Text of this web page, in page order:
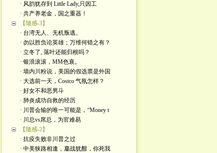
· 风韵犹存到 Little Lady,只因工
· 共产养老金，国之重器！
【隨感-3】
· 台湾无人、无机叛逃。
· 勿以胜负论英雄；万维何错之有？
· 立冬了, 落叶还能归根吗？
· 银浪滚滚，MM色衰。
· 墙内川粉说，美国的假选票是外国
· 大选前一天，Costco 气氛怎样？
· 好女不和恶男斗
· 肺炎成功自救的经历
· 川普会输的唯一可能是，“Money t
· 川总vs席总，为官难易
【隨感-2】
· 抗疫失败非川普之过
· 中美狭路相逢，鏖战犹酣，你死我